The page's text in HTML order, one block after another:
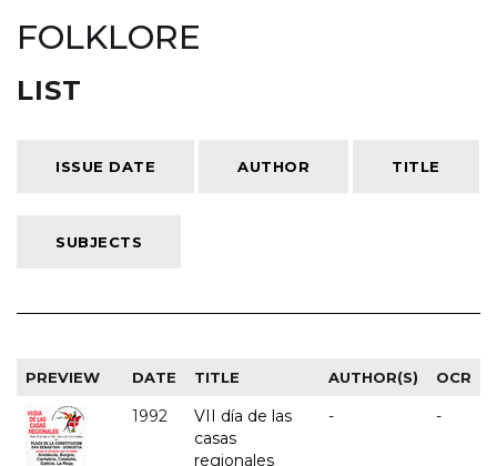
FOLKLORE
LIST
PREVIEW DATE TITLE AUTHOR(S) OCR
1992
VII día de las
casas
regionales
- -